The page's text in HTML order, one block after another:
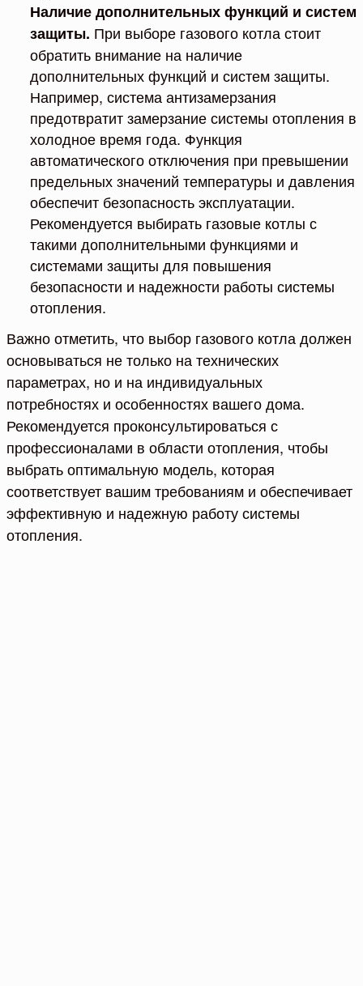
Наличие дополнительных функций и систем
защиты. При выборе газового котла стоит
обратить внимание на наличие
дополнительных функций и систем защиты.
Например, система антизамерзания
предотвратит замерзание системы отопления в
холодное время года. Функция
автоматического отключения при превышении
предельных значений температуры и давления
обеспечит безопасность эксплуатации.
Рекомендуется выбирать газовые котлы с
такими дополнительными функциями и
системами защиты для повышения
безопасности и надежности работы системы
отопления.
Важно отметить, что выбор газового котла должен
основываться не только на технических
параметрах, но и на индивидуальных
потребностях и особенностях вашего дома.
Рекомендуется проконсультироваться с
профессионалами в области отопления, чтобы
выбрать оптимальную модель, которая
соответствует вашим требованиям и обеспечивает
эффективную и надежную работу системы
отопления.